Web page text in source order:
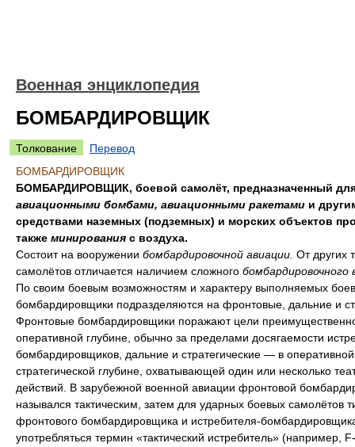
Военная энциклопедия
БОМБАРДИРОВЩИК
Толкование
Перевод
БОМБАРДИРОВЩИК
БОМБАРДИРОВЩИК, боевой самолёт, предназначенный
авиационными бомбами, авиационными ракетами и
средствами наземных (подземных) и морских объектов
также минирования с воздуха.
Состоит на вооружении бомбардировочной авиации. От других
самолётов отличается наличием сложного бомбардировочного
По своим боевым возможностям и характеру выполняемых
бомбардировщики подразделяются на фронтовые, дальние и
Фронтовые бомбардировщики поражают цели
оперативной глубине, обычно за пределами досягаемости
бомбардировщиков, дальние и стратегические — в
стратегической глубине, охватывающей один или несколько
действий. В зарубежной военной авиации фронтовой
назывался тактическим, затем для ударных боевых самолётов
фронтового бомбардировщика и истребителя-
употребляться термин «тактический истребитель» (например,